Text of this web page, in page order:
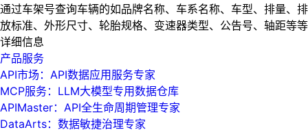
通过车架号查询车辆的如品牌名称、车系名称、车型、排量、排
放标准、外形尺寸、轮胎规格、变速器类型、公告号、轴距等等
详细信息
产品服务
API市场：API数据应用服务专家
MCP服务：LLM大模型专用数据仓库
APIMaster：API全生命周期管理专家
DataArts：数据敏捷治理专家